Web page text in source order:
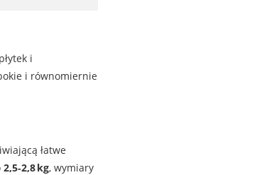
i
i równomiernie
łatwe
2,5‑2,8 kg, wymiary